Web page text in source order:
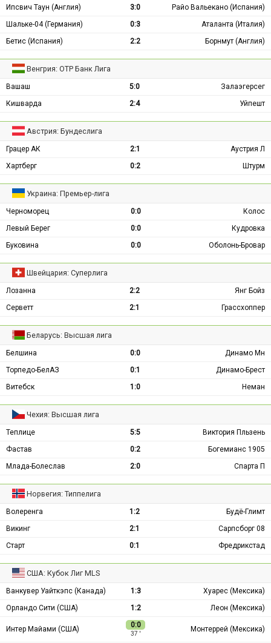
Ипсвич Таун (Англия) 3:0
Райо Вальекано (Испания)
Шальке-04 (Германия)
0:3
Аталанта (Италия)
Бетис (Испания)
2:2 Борнмут (Англия)
Венгрия: ОТР Банк Лига
Вашаш 5:0
Залаэгерсег
Кишварда
2:4 Уйпешт
Австрия: Бундеслига
Грацер АК 2:1
Аустрия Л
Хартберг
0:2 Штурм
Украина: Премьер-лига
Черноморец 0:0
Колос
Левый Берег
0:0
Кудровка
Буковина
0:0 Оболонь-Бровар
Швейцария: Суперлига
Лозанна 2:2
Янг Бойз
Серветт
2:1 Грассхоппер
Беларусь: Высшая лига
Белшина 0:0
Динамо Мн
Торпедо-БелАЗ
0:1
Динамо-Брест
Витебск
1:0 Неман
Чехия: Высшая лига
Теплице 5:5
Виктория Пльзень
Фастав
0:2
Богемианс 1905
Млада-Болеслав
2:0 Спарта П
Норвегия: Типпелига
Волеренга 1:2
Будё-Глимт
Викинг
2:1
Сарпсборг 08
Старт
0:1 Фредрикстад
США: Кубок Лиг MLS
Ванкувер Уайткэпс (Канада) 1:3
Хуарес (Мексика)
Орландо Сити (США)
1:2 Леон (Мексика)
Интер Майами (США) 0:0
37 ′
Монтеррей (Мексика)